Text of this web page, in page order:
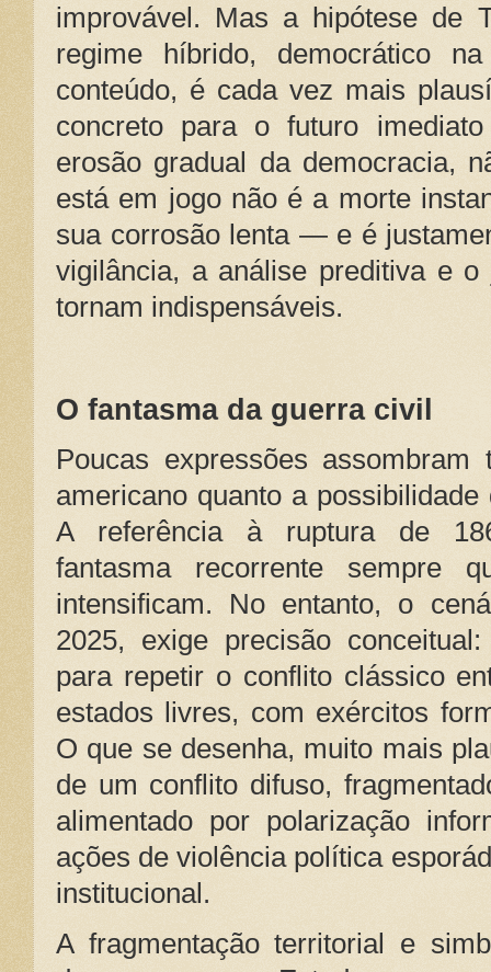
improvável. Mas a hipótese de
regime híbrido, democrático
conteúdo, é cada vez mais
concreto para o futuro
erosão gradual da democracia,
está em jogo não é a morte
sua corrosão lenta — e é
vigilância, a análise preditiva e
tornam indispensáveis.
O fantasma da guerra civil
Poucas expressões
americano quanto a
A referência à ruptura de
fantasma recorrente sempre
intensificam. No entanto, o
2025, exige precisão
para repetir o conflito clássico
estados livres, com exércitos
O que se desenha, muito mais
de um conflito difuso,
alimentado por polarização
ações de violência política
institucional.
A fragmentação territorial e